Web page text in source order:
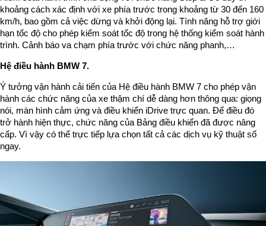
khoảng cách xác định với xe phía trước trong khoảng từ 30 đến 160
km/h, bao gồm cả việc dừng và khởi động lại. Tính năng hỗ trợ giới
hạn tốc độ cho phép kiểm soát tốc độ trong hệ thống kiểm soát hành
trình. Cảnh báo va chạm phía trước với chức năng phanh,…
Hệ điều hành BMW 7.
Ý tưởng vận hành cải tiến của Hệ điều hành BMW 7 cho phép vận
hành các chức năng của xe thậm chí dễ dàng hơn thông qua: giọng
nói, màn hình cảm ứng và điều khiển iDrive trực quan. Để điều đó
trở hành hiện thực, chức năng của Bảng điều khiển đã được nâng
cấp. Vì vậy có thể trực tiếp lựa chọn tất cả các dịch vụ kỹ thuật số
ngay.